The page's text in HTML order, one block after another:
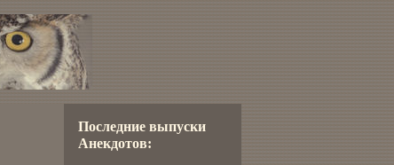
Последние выпуски
Анекдотов: